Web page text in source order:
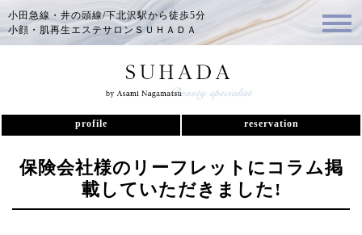
小田急線・井の頭線/下北沢駅から徒歩5分
小顔・肌再生エステサロンＳＵＨＡＤＡ
profile reservation
保険会社様のリーフレットにコラム掲
載していただきました!